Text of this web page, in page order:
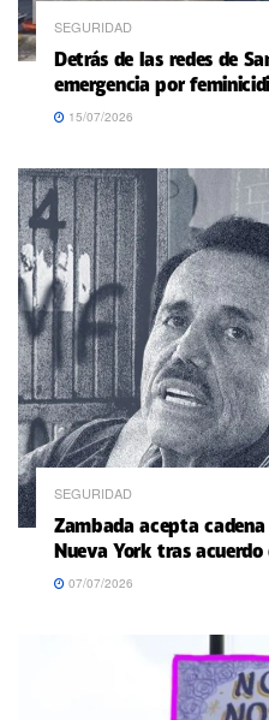
SEGURIDAD
Detrás de las redes de
emergencia por
15/07/2026
SEGURIDAD
Zambada acepta
Nueva York tras
07/07/2026